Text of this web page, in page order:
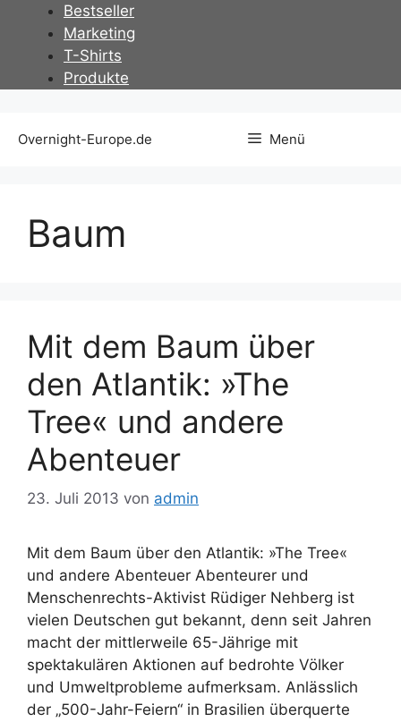
springen
Bestseller
Marketing
T-Shirts
Produkte
Overnight-Europe.de Menü
Baum
Mit dem Baum über
den Atlantik: »The
Tree« und andere
Abenteuer
23. Juli 2013 von admin
Mit dem Baum über den Atlantik: »The Tree«
und andere Abenteuer Abenteurer und
Menschenrechts-Aktivist Rüdiger Nehberg ist
vielen Deutschen gut bekannt, denn seit Jahren
macht der mittlerweile 65-Jährige mit
spektakulären Aktionen auf bedrohte Völker
und Umweltprobleme aufmerksam. Anlässlich
der „500-Jahr-Feiern“ in Brasilien überquerte